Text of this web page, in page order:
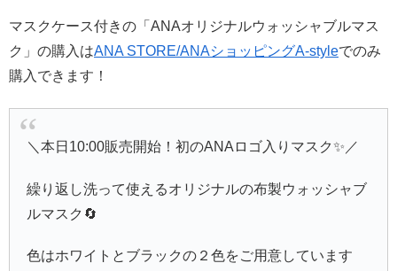
マスクケース付きの「ANAオリジナルウォッシャブルマス
ク」の購入はANA STORE/ANAショッピングA-styleでのみ
購入できます！
＼本日10:00販売開始！初のANAロゴ入りマスク✨／
繰り返し洗って使えるオリジナルの布製ウォッシャブ
ルマスク🔄
色はホワイトとブラックの２色をご用意しています